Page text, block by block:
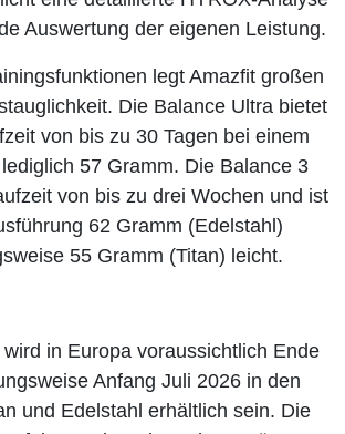
Auswertung der eigenen Leistung.
legt Amazfit großen
Die Balance Ultra bietet
von bis zu 30 Tagen bei einem
57 Gramm. Die Balance 3
von bis zu drei Wochen und ist
62 Gramm (Edelstahl)
55 Gramm (Titan) leicht.
in Europa voraussichtlich Ende
Anfang Juli 2026 in den
und Edelstahl erhältlich sein. Die